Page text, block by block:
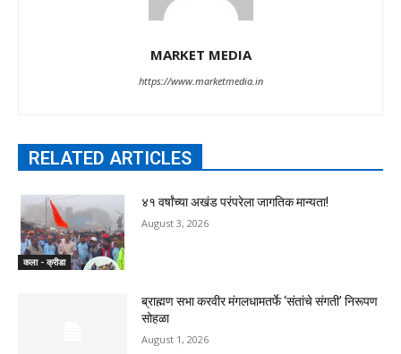
MARKET MEDIA
https://www.marketmedia.in
RELATED ARTICLES
कला - क्रीडा
४१ वर्षांच्या अखंड परंपरेला जागतिक मान्यता!
August 3, 2026
ब्राह्मण सभा करवीर मंगलधामतर्फे ‘संतांचे संगती’ निरूपण
सोहळा
August 1, 2026